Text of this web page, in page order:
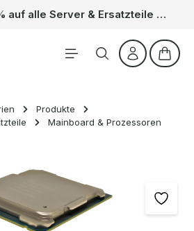
Sommer-Deal: 15% auf alle Server & Ersatzteile – Kein Code nötig, der Rabatt wird automatisch im Warenkorb abgezogen. Gültig vom 01.06. bis 31.08.
Produkte
Mainboard & Prozessoren